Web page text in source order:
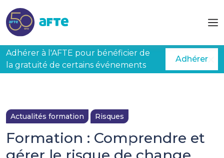
Adhérer à l'AFTE pour bénéficier de
la gratuité de certains événements
Adhérer
Actualités formation Risques
Formation : Comprendre et